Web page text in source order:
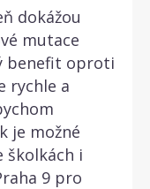
dokážou
mutace
benefit oproti
rychle a
je možné
školkách i
9 pro